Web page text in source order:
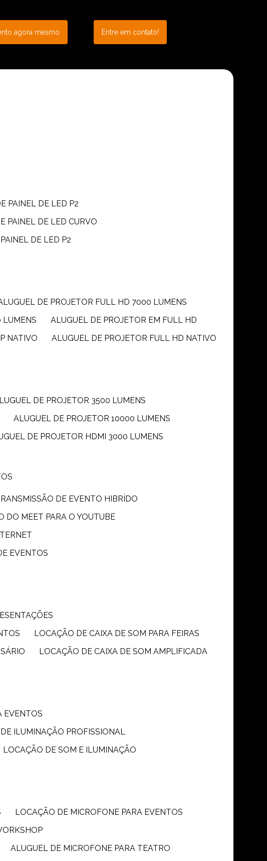
agora mesmo Entre em contato!
PAINEL DE LED P2
PAINEL DE LED CURVO
PAINEL DE LED P2
ALUGUEL DE PROJETOR FULL HD 7000 LUMENS
LUMENS
ALUGUEL DE PROJETOR EM FULL HD
NATIVO
ALUGUEL DE PROJETOR FULL HD NATIVO
ALUGUEL DE PROJETOR 3500 LUMENS
ALUGUEL DE PROJETOR 10000 LUMENS
DE PROJETOR HDMI 3000 LUMENS
TRANSMISSÃO DE EVENTO HIBRÍDO
DO MEET PARA O YOUTUBE
EVENTOS
LOCAÇÃO DE CAIXA DE SOM PARA FEIRAS
LOCAÇÃO DE CAIXA DE SOM AMPLIFICADA
EVENTOS
DE ILUMINAÇÃO PROFISSIONAL
LOCAÇÃO DE SOM E ILUMINAÇÃO
LOCAÇÃO DE MICROFONE PARA EVENTOS
ALUGUEL DE MICROFONE PARA TEATRO